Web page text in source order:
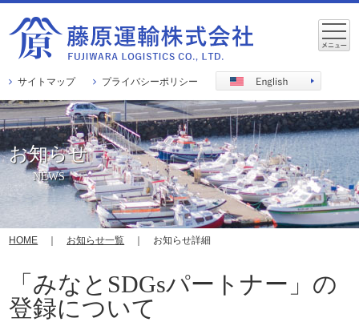
サイトマップ プライバシーポリシー
お知らせ
NEWS
HOME お知らせ一覧 ｜ お知らせ詳細
「みなとSDGsパートナー」の
登録について